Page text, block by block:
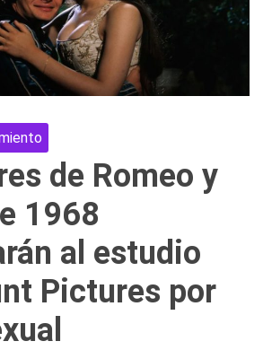
de Romeo y
1968
al estudio
Pictures por